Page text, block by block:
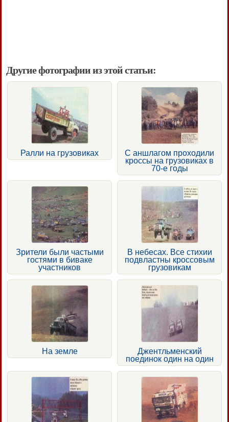
Другие фотографии из этой статьи:
Ралли на грузовиках
С аншлагом проходили
кроссы на грузовиках в
70-е годы
Зрители были частыми
гостями в биваке
участников
В небесах. Все стихии
подвластны кроссовым
грузовикам
На земле
Джентльменский
поединок один на один